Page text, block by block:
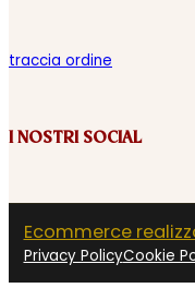
traccia ordine
I NOSTRI SOCIAL
Ecommerce
Privacy PolicyCookie